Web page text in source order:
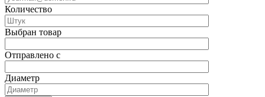
Количество
Выбран товар
Отправлено с
Диаметр